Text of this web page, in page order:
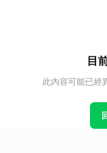
目
此內容可能已經